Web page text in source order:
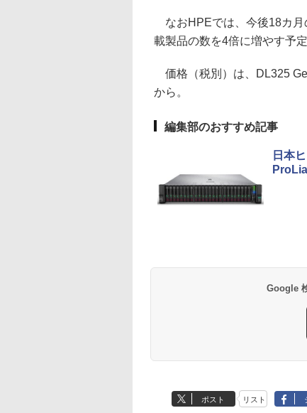
なおHPEでは、今後18カ月
載製品の数を4倍に増やす予定
価格（税別）は、DL325
から。
編集部のおすすめ記事
日本
Google
ポスト リスト